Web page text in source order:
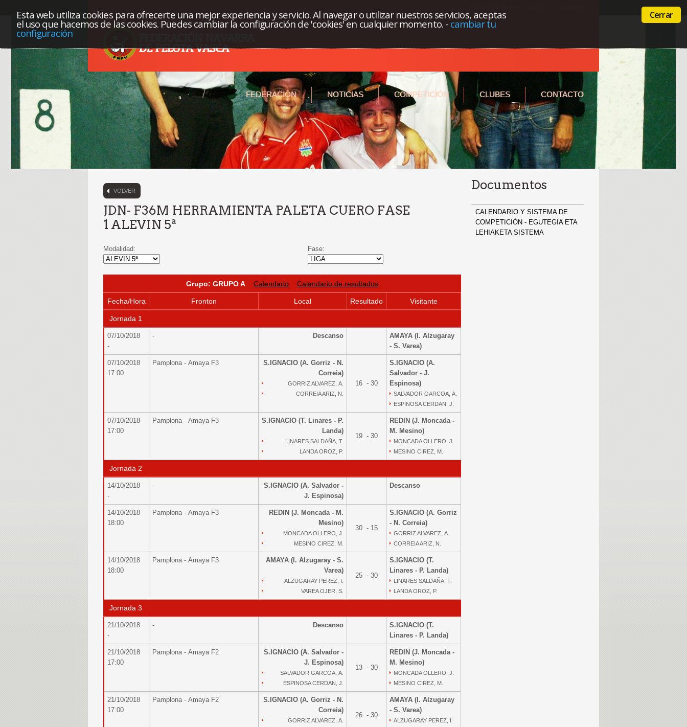
Esta web utiliza cookies para ofrecerte una mejor experiencia y servicio. Al navegar o utilizar nuestros servicios, aceptas
el uso que hacemos de las cookies. Puedes cambiar la configuración de 'cookies' en cualquier momento.- cambiar tu
configuración
Cerrar
FEDERACIÓN NOTICIAS COMPETICIÓN CLUBES CONTACTO
VOLVER
JDN- F36M HERRAMIENTA PALETA CUERO FASE
1 ALEVIN 5ª
Modalidad: Fase:
Grupo: GRUPO A Calendario Calendario de resultados
Fecha/Hora Fronton Local Resultado Visitante
Jornada 1
07/10/2018
-
- Descanso
AMAYA (I. Alzugaray
- S. Varea)
07/10/2018
17:00
Pamplona - Amaya F3
S.IGNACIO (A. Gorriz - N.
Correia)
GORRIZ ALVAREZ, A.
CORREIA ARIZ, N.
16 - 30
S.IGNACIO (A.
Salvador - J.
Espinosa)
SALVADOR GARCOA, A.
ESPINOSA CERDAN, J.
07/10/2018
17:00
Pamplona - Amaya F3
S.IGNACIO (T. Linares - P.
Landa)
LINARES SALDAÑA, T.
LANDA OROZ, P.
19 - 30
REDIN (J. Moncada -
M. Mesino)
MONCADA OLLERO, J.
MESINO CIREZ, M.
Jornada 2
14/10/2018
-
-
S.IGNACIO (A. Salvador -
J. Espinosa)
Descanso
14/10/2018
18:00
Pamplona - Amaya F3
REDIN (J. Moncada - M.
Mesino)
MONCADA OLLERO, J.
MESINO CIREZ, M.
30 - 15
S.IGNACIO (A. Gorriz
- N. Correia)
GORRIZ ALVAREZ, A.
CORREIA ARIZ, N.
14/10/2018
18:00
Pamplona - Amaya F3
AMAYA (I. Alzugaray - S.
Varea)
ALZUGARAY PEREZ, I.
VAREA OJER, S.
25 - 30
S.IGNACIO (T.
Linares - P. Landa)
LINARES SALDAÑA, T.
LANDA OROZ, P.
Jornada 3
21/10/2018
-
- Descanso
S.IGNACIO (T.
Linares - P. Landa)
21/10/2018
17:00
Pamplona - Amaya F2
S.IGNACIO (A. Salvador -
J. Espinosa)
SALVADOR GARCOA, A.
ESPINOSA CERDAN, J.
13 - 30
REDIN (J. Moncada -
M. Mesino)
MONCADA OLLERO, J.
MESINO CIREZ, M.
21/10/2018
17:00
Pamplona - Amaya F2
S.IGNACIO (A. Gorriz - N.
Correia)
GORRIZ ALVAREZ, A.
26 - 30
AMAYA (I. Alzugaray
- S. Varea)
ALZUGARAY PEREZ, I.
Documentos
CALENDARIO Y SISTEMA DE
COMPETICIÓN - EGUTEGIA ETA
LEHIAKETA SISTEMA